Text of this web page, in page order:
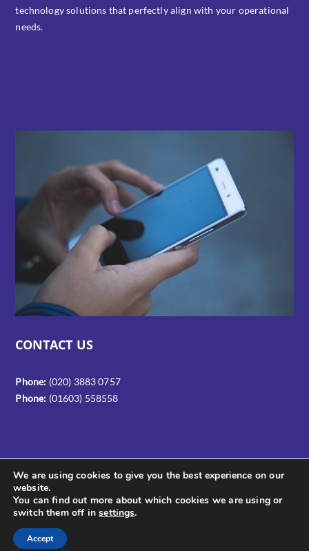
technology solutions that perfectly align with your operational
needs.
CONTACT US
Phone: (020) 3883 0757
Phone: (01603) 558558
We are using cookies to give you the best experience on our
website.
You can find out more about which cookies we are using or
switch them off insettings.
Accept